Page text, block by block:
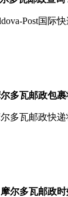
Post国际
多瓦邮政包
多瓦邮政快
摩尔多瓦邮政